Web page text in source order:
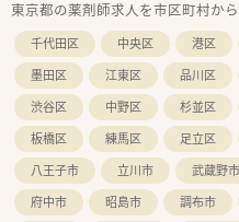
≪こんな方にオススメ≫
◎自らが主体となって、薬
たいと考えている人！
やりたいことを会社が応
ひとりの自主性を重視して
東京都の薬剤師求人を市区町村か
千代田区 中央区 港区
墨田区
江東区 品川区
渋谷区
中野区 杉並区
板橋区
練馬区 足立区
八王子市
立川市 武蔵野市
府中市
昭島市 調布市